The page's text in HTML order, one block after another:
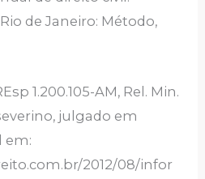
de Janeiro: Método,
1.200.105-AM, Rel. Min.
julgado em
em:
2012/08/infor